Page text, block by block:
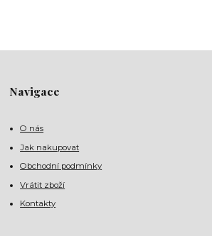
Navigace
O nás
Jak nakupovat
Obchodní podmínky
Vrátit zboží
Kontakty